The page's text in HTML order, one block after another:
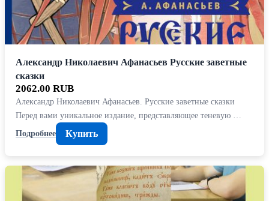
Александр Николаевич Афанасьев Русские заветные
сказки
2062.00 RUB
Александр Николаевич Афанасьев. Русские заветные сказки
Перед вами уникальное издание, представляющее теневую …
Подробнее
Купить